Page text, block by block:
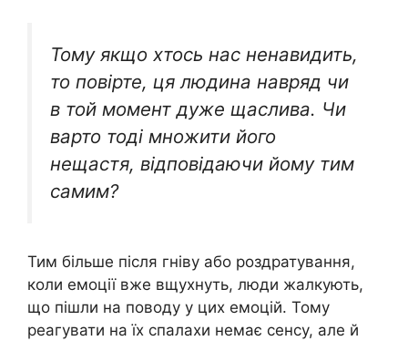
Тому якщо хтось нас ненавидить,
то повірте, ця людина навряд чи
в той момент дуже щаслива. Чи
варто тоді множити його
нещастя, відповідаючи йому тим
самим?
Тим більше після гніву або роздратування,
коли емоції вже вщухнуть, люди жалкують,
що пішли на поводу у цих емоцій. Тому
реагувати на їх спалахи немає сенсу, але й